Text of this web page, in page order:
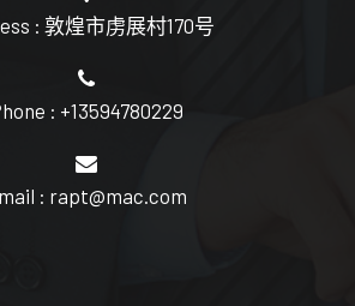
: 敦煌市虏展村170号
: +13594780229
: rapt@mac.com